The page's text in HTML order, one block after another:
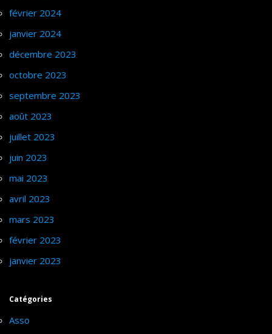
février 2024
janvier 2024
décembre 2023
octobre 2023
septembre 2023
août 2023
juillet 2023
juin 2023
mai 2023
avril 2023
mars 2023
février 2023
janvier 2023
Catégories
Asso